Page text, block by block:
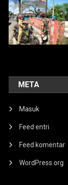
META
Masuk
Feed entri
Feed komentar
WordPress.org